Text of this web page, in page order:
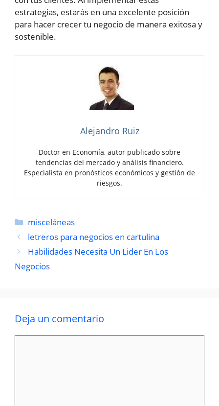
estrategias, estarás en una excelente posición
para hacer crecer tu negocio de manera exitosa y
sostenible.
Alejandro Ruiz
Doctor en Economía, autor publicado sobre
tendencias del mercado y análisis financiero.
Especialista en pronósticos económicos y gestión de
riesgos.
Categorías
misceláneas
letreros para negocios en cartulina
Habilidades Necesita Un Lider En Los
Negocios
Deja un comentario